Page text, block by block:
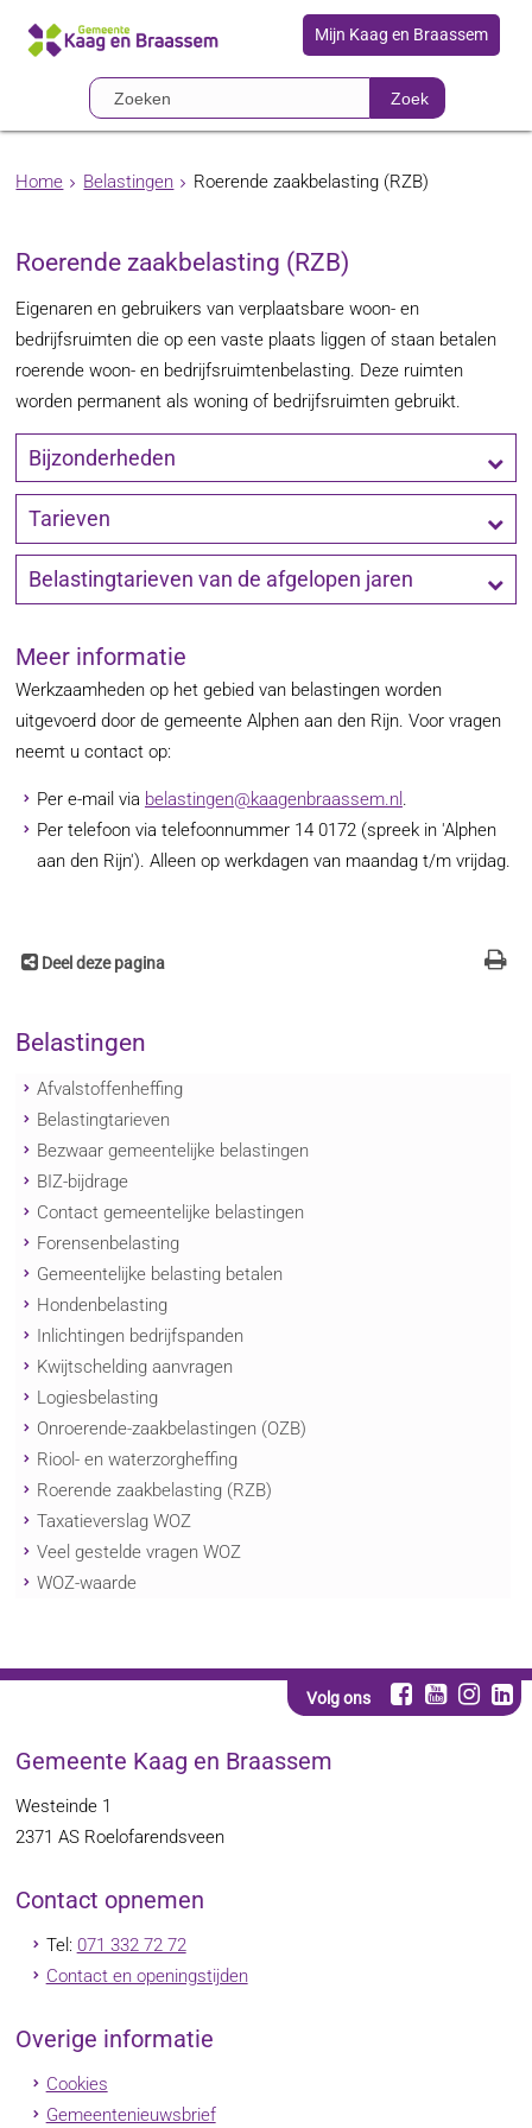
Mijn Kaag en Braassem
Zoek
Home Belastingen Roerende zaakbelasting (RZB)
Roerende zaakbelasting (RZB)
Eigenaren en gebruikers van verplaatsbare woon- en
bedrijfsruimten die op een vaste plaats liggen of staan betalen
roerende woon- en bedrijfsruimtenbelasting. Deze ruimten
worden permanent als woning of bedrijfsruimten gebruikt.
Bijzonderheden
Tarieven
Belastingtarieven van de afgelopen jaren
Meer informatie
Werkzaamheden op het gebied van belastingen worden
uitgevoerd door de gemeente Alphen aan den Rijn. Voor vragen
neemt u contact op:
Per e-mail via belastingen@kaagenbraassem.nl .
Per telefoon via telefoonnummer 14 0172 (spreek in 'Alphen
aan den Rijn'). Alleen op werkdagen van maandag t/m vrijdag.
Deel deze pagina
Belastingen
Afvalstoffenheffing
Belastingtarieven
Bezwaar gemeentelijke belastingen
BIZ-bijdrage
Contact gemeentelijke belastingen
Forensenbelasting
Gemeentelijke belasting betalen
Hondenbelasting
Inlichtingen bedrijfspanden
Kwijtschelding aanvragen
Logiesbelasting
Onroerende-zaakbelastingen (OZB)
Riool- en waterzorgheffing
Roerende zaakbelasting (RZB)
Taxatieverslag WOZ
Veel gestelde vragen WOZ
WOZ-waarde
Volg ons
Gemeente Kaag en Braassem
Westeinde 1
2371 AS Roelofarendsveen
Contact opnemen
Tel: 071 332 72 72
Contact en openingstijden
Overige informatie
Cookies
Gemeentenieuwsbrief